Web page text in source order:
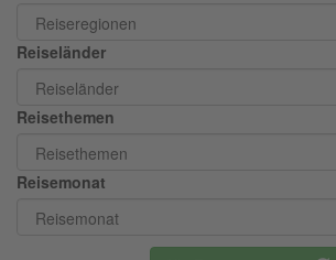
Reiseländer
Reisethemen
Reisemonat